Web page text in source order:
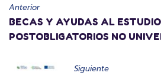
Anterior
BECAS Y AYUDAS AL
POSTOBLIGATORIOS NO
Siguiente